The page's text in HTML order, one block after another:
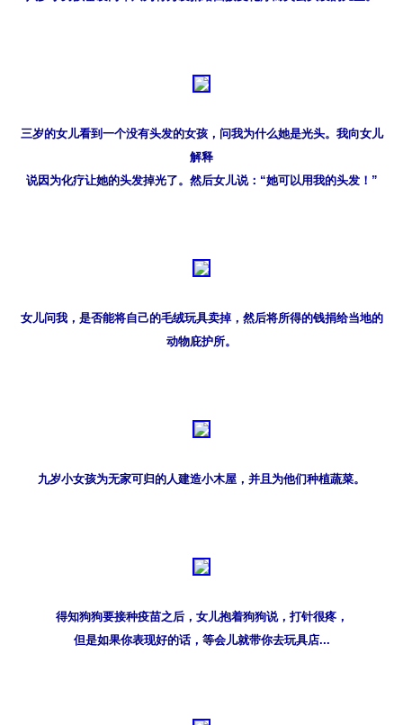
三岁的女儿看到一个没有头发的女孩，问我为什么她是光头。我向女儿
解释
说因为化疗让她的头发掉光了。然后女儿说：“她可以用我的头发！”
女儿问我，是否能将自己的毛绒玩具卖掉，然后将所得的钱捐给当地的
动物庇护所。
九岁小女孩为无家可归的人建造小木屋，并且为他们种植蔬菜。
得知狗狗要接种疫苗之后，女儿抱着狗狗说，打针很疼，
但是如果你表现好的话，等会儿就带你去玩具店...